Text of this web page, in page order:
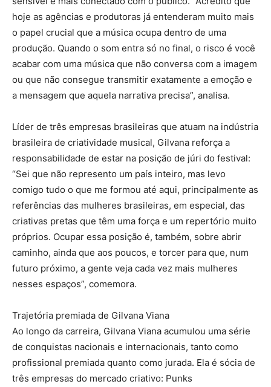
hoje as agências e produtoras já entenderam muito mais
o papel crucial que a música ocupa dentro de uma
produção. Quando o som entra só no final, o risco é você
acabar com uma música que não conversa com a imagem
ou que não consegue transmitir exatamente a emoção e
a mensagem que aquela narrativa precisa”, analisa.
Líder de três empresas brasileiras que atuam na indústria
brasileira de criatividade musical, Gilvana reforça a
responsabilidade de estar na posição de júri do festival:
“Sei que não represento um país inteiro, mas levo
comigo tudo o que me formou até aqui, principalmente as
referências das mulheres brasileiras, em especial, das
criativas pretas que têm uma força e um repertório muito
próprios. Ocupar essa posição é, também, sobre abrir
caminho, ainda que aos poucos, e torcer para que, num
futuro próximo, a gente veja cada vez mais mulheres
nesses espaços”, comemora.
Trajetória premiada de Gilvana Viana
Ao longo da carreira, Gilvana Viana acumulou uma série
de conquistas nacionais e internacionais, tanto como
profissional premiada quanto como jurada. Ela é sócia de
três empresas do mercado criativo: Punks